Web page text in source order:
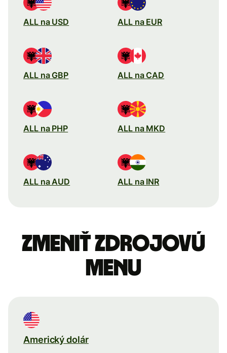
ALL na USD ALL na EUR
ALL na GBP ALL na CAD
ALL na PHP ALL na MKD
ALL na AUD ALL na INR
Zmeniť zdrojovú
menu
Americký dolár